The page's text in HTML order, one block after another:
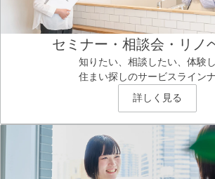
セミナー・相談会・リノ
知りたい、相談したい、体験
住まい探しのサービスライン
詳しく見る